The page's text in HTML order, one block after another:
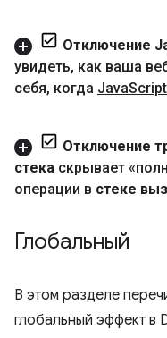
Отключение
увидеть, как ваша
себя, когда Java
Отключение
стека скрывает
операции в стеке
Глобальный
В этом разделе
глобальный эффект в